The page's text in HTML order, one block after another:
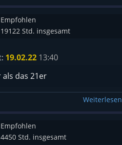
Empfohlen
19122 Std. insgesamt
19.02.2213:40
als das 21er
Weiterlesen
Empfohlen
4450 Std. insgesamt